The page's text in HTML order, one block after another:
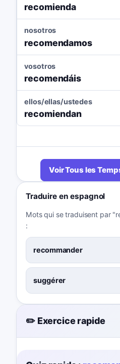
recomienda
nosotros
recomendamos
vosotros
recomendáis
ellos/ellas/ustedes
recomiendan
Voir Tous les
Traduire en espagnol
Mots qui se traduisent par
:
recommander
suggérer
✏️ Exercice rapide